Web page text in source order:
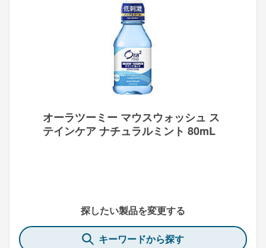
オーラツーミー マウスウォッシュ ス
テインケア ナチュラルミント 80mL
探したい製品を変更する
キーワードから探す